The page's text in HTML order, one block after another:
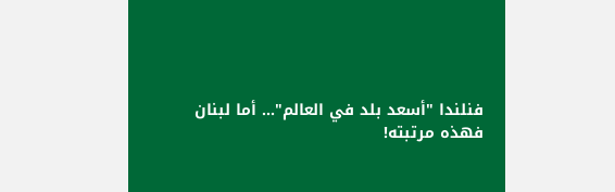
فنلندا "أسعد بلد في العالم"... أما لبنان
فهذه مرتبته!